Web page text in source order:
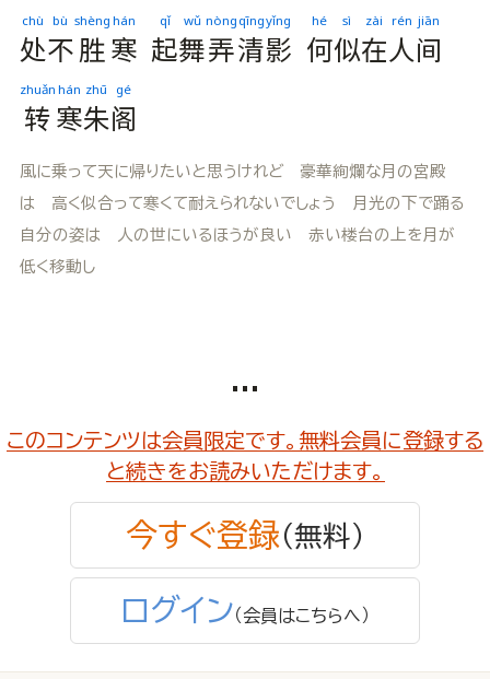
处
chù
不
bù
胜
shèng
寒
hán
起
qǐ
舞
wǔ
弄
nòng
清
qīng
影
yǐng
何
hé
似
sì
在
zài
人
rén
间
jiān
转
zhuǎn
寒
hán
朱
zhū
阁
gé
風に乗って天に帰りたいと思うけれど 豪華絢爛な月の宮殿
は 高く似合って寒くて耐えられないでしょう 月光の下で踊る
自分の姿は 人の世にいるほうが良い 赤い楼台の上を月が
低く移動し
...
このコンテンツは会員限定です。無料会員に登録する
と続きをお読みいただけます。
今すぐ登録（無料）
ログイン（会員はこちらへ）